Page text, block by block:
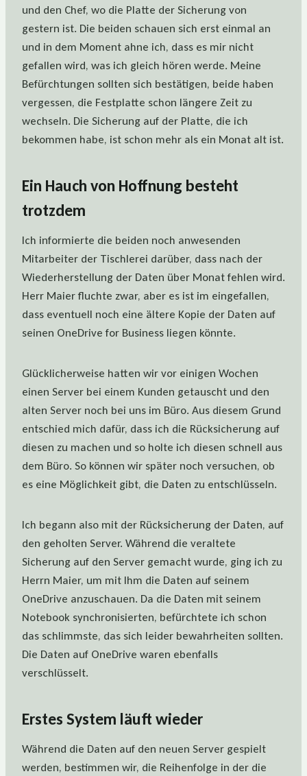
und den Chef, wo die Platte der Sicherung von
gestern ist. Die beiden schauen sich erst einmal an
und in dem Moment ahne ich, dass es mir nicht
gefallen wird, was ich gleich hören werde. Meine
Befürchtungen sollten sich bestätigen, beide haben
vergessen, die Festplatte schon längere Zeit zu
wechseln. Die Sicherung auf der Platte, die ich
bekommen habe, ist schon mehr als ein Monat alt ist.
Ein Hauch von Hoffnung besteht
trotzdem
Ich informierte die beiden noch anwesenden
Mitarbeiter der Tischlerei darüber, dass nach der
Wiederherstellung der Daten über Monat fehlen wird.
Herr Maier fluchte zwar, aber es ist im eingefallen,
dass eventuell noch eine ältere Kopie der Daten auf
seinen OneDrive for Business liegen könnte.
Glücklicherweise hatten wir vor einigen Wochen
einen Server bei einem Kunden getauscht und den
alten Server noch bei uns im Büro. Aus diesem Grund
entschied mich dafür, dass ich die Rücksicherung auf
diesen zu machen und so holte ich diesen schnell aus
dem Büro. So können wir später noch versuchen, ob
es eine Möglichkeit gibt, die Daten zu entschlüsseln.
Ich begann also mit der Rücksicherung der Daten, auf
den geholten Server. Während die veraltete
Sicherung auf den Server gemacht wurde, ging ich zu
Herrn Maier, um mit Ihm die Daten auf seinem
OneDrive anzuschauen. Da die Daten mit seinem
Notebook synchronisierten, befürchtete ich schon
das schlimmste, das sich leider bewahrheiten sollten.
Die Daten auf OneDrive waren ebenfalls
verschlüsselt.
Erstes System läuft wieder
Während die Daten auf den neuen Server gespielt
werden, bestimmen wir, die Reihenfolge in der die